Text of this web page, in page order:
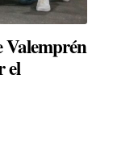
Valemprén
el